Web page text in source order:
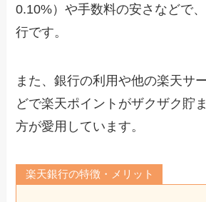
0.10%）や手数料の安さなどで
行です。
また、銀行の利用や他の楽天サ
どで楽天ポイントがザクザク貯
方が愛用しています。
楽天銀行の特徴・メリット